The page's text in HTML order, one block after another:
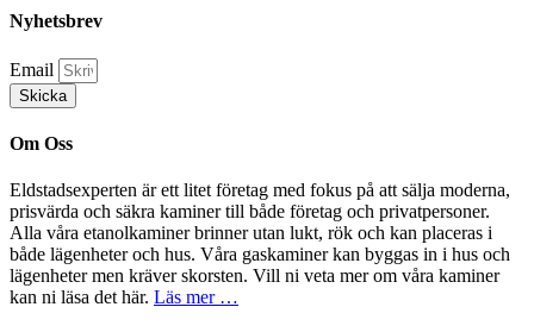
Nyhetsbrev
Email
Skicka
Om Oss
Eldstadsexperten är ett litet företag med fokus på att sälja moderna,
prisvärda och säkra kaminer till både företag och privatpersoner.
Alla våra etanolkaminer brinner utan lukt, rök och kan placeras i
både lägenheter och hus. Våra gaskaminer kan byggas in i hus och
lägenheter men kräver skorsten. Vill ni veta mer om våra kaminer
kan ni läsa det här. Läs mer …